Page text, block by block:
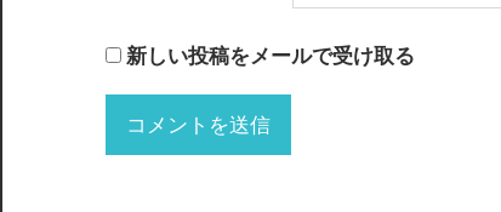
新しい投稿をメールで受け取る